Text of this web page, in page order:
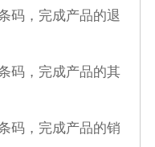
码，完成产品的退
码，完成产品的其
码，完成产品的销